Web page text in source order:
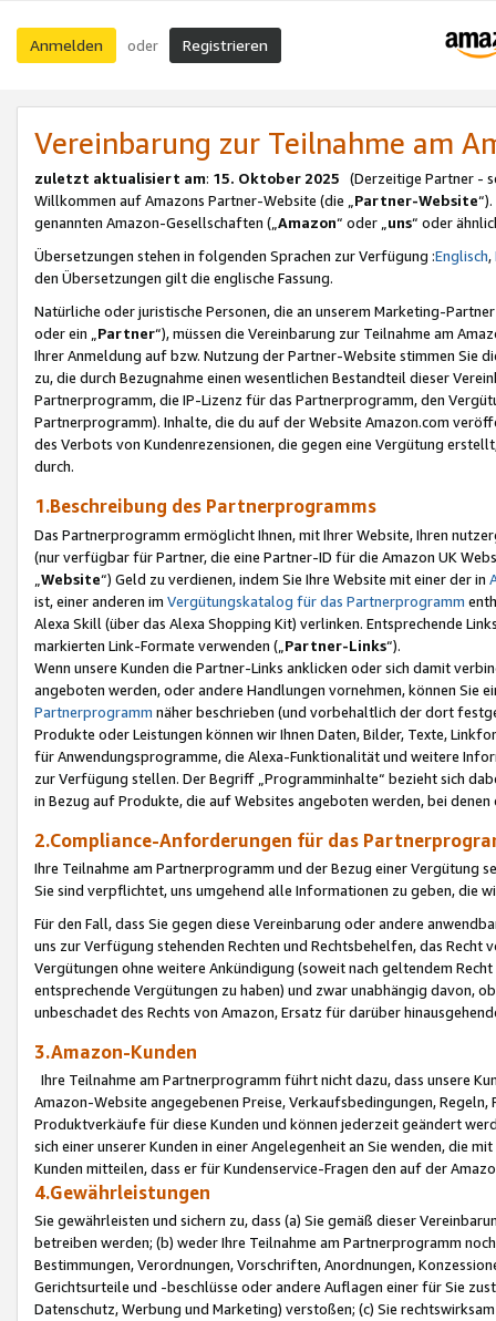
Anmelden oder Registrieren
Vereinbarung zur Teilnahme am
zuletzt aktualisiert am: 15. Oktober 2025 (Derzeitige Partner -
Willkommen auf Amazons Partner-Website (die „Partner-Website
genannten Amazon-Gesellschaften („Amazon“ oder „uns“ oder
Übersetzungen stehen in folgenden Sprachen zur Verfügung :Englisch,
den Übersetzungen gilt die englische Fassung.
Natürliche oder juristische Personen, die an unserem Marketing-
oder ein „Partner“), müssen die Vereinbarung zur Teilnahme am
Ihrer Anmeldung auf bzw. Nutzung der Partner-Website stimmen Sie
zu, die durch Bezugnahme einen wesentlichen Bestandteil dieser
Partnerprogramm, die IP-Lizenz für das Partnerprogramm, den
Partnerprogramm). Inhalte, die du auf der Website Amazon.com
des Verbots von Kundenrezensionen, die gegen eine Vergütung
durch.
1.Beschreibung des Partnerprogramms
Das Partnerprogramm ermöglicht Ihnen, mit Ihrer Website, Ihren
(nur verfügbar für Partner, die eine Partner-ID für die Amazon UK
Website“) Geld zu verdienen, indem Sie Ihre Website mit einer der in
ist, einer anderen im Vergütungskatalog für das Partnerprogramm
Alexa Skill (über das Alexa Shopping Kit) verlinken. Entsprechende
markierten Link-Formate verwenden („ Partner-Links“).
Wenn unsere Kunden die Partner-Links anklicken oder sich damit
angeboten werden, oder andere Handlungen vornehmen, können Sie
Partnerprogramm näher beschrieben (und vorbehaltlich der dort
Produkte oder Leistungen können wir Ihnen Daten, Bilder, Texte,
für Anwendungsprogramme, die Alexa-Funktionalität und weitere
zur Verfügung stellen. Der Begriff „Programminhalte“ bezieht sich
in Bezug auf Produkte, die auf Websites angeboten werden, bei
2.Compliance-Anforderungen für das
Ihre Teilnahme am Partnerprogramm und der Bezug einer Vergütung
Sie sind verpflichtet, uns umgehend alle Informationen zu geben, die
Für den Fall, dass Sie gegen diese Vereinbarung oder andere
uns zur Verfügung stehenden Rechten und Rechtsbehelfen, das
Vergütungen ohne weitere Ankündigung (soweit nach geltendem
entsprechende Vergütungen zu haben) und zwar unabhängig davon,
unbeschadet des Rechts von Amazon, Ersatz für darüber
3.Amazon-Kunden
Ihre Teilnahme am Partnerprogramm führt nicht dazu, dass unsere
Amazon-Website angegebenen Preise, Verkaufsbedingungen,
Produktverkäufe für diese Kunden und können jederzeit geändert
sich einer unserer Kunden in einer Angelegenheit an Sie wenden, die
Kunden mitteilen, dass er für Kundenservice-Fragen den auf der
4.Gewährleistungen
Sie gewährleisten und sichern zu, dass (a) Sie gemäß dieser
betreiben werden; (b) weder Ihre Teilnahme am Partnerprogramm
Bestimmungen, Verordnungen, Vorschriften, Anordnungen,
Gerichtsurteile und -beschlüsse oder andere Auflagen einer für Sie
Datenschutz, Werbung und Marketing) verstoßen; (c) Sie